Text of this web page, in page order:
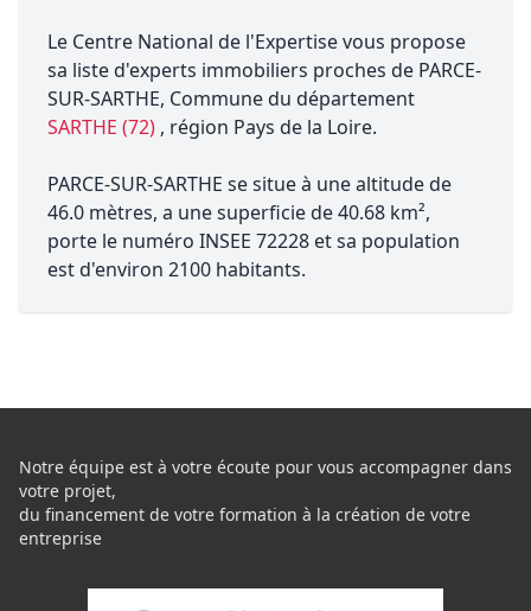
Le Centre National de l'Expertise vous propose
sa liste d'experts immobiliers proches de PARCE-
SUR-SARTHE, Commune du département
SARTHE (72) , région Pays de la Loire.
PARCE-SUR-SARTHE se situe à une altitude de
46.0 mètres, a une superficie de 40.68 km²,
porte le numéro INSEE 72228 et sa population
est d'environ 2100 habitants.
Notre équipe est à votre écoute pour vous accompagner dans
votre projet,
du financement de votre formation à la création de votre
entreprise